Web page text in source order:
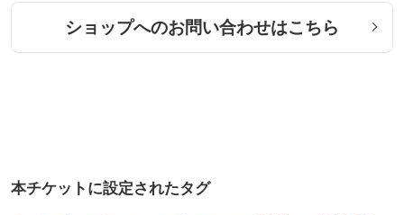
ど各国のホメオパス達からの講演依頼、ケース監修
依頼が引もきらず、それらは毎年のように英語で行
ログラムをそのまま再現する本格的なホメオパス養
ショップへのお問い合わせはこちら
本チケットに設定されたタグ